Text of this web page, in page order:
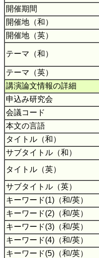
開催期間
開催地（和）
開催地（英）
テーマ（和）
テーマ（英）
講演論文情報の詳細
申込み研究会
会議コード
本文の言語
タイトル（和）
サブタイトル（和）
タイトル（英）
サブタイトル（英）
キーワード(1)（和/英）
キーワード(2)（和/英）
キーワード(3)（和/英）
キーワード(4)（和/英）
キーワード(5)（和/英）